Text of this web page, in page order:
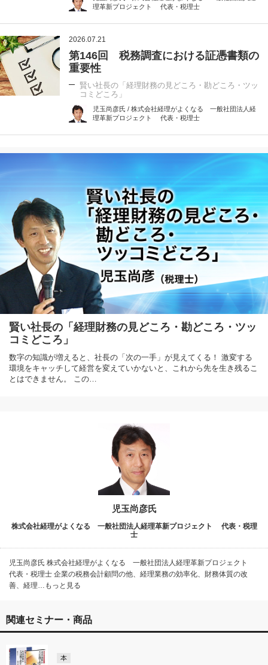
理革新プロジェクト 代表・税理士
2026.07.21
第146回 税務調査における証憑書類の
重要性
賢い社長の「経理財務の見どころ・勘どころ・ツッ
コミどころ」
児玉尚彦氏 / 株式会社経理がよくなる 一般社団法人経
理革新プロジェクト 代表・税理士
賢い社長の「経理財務の見どころ・勘どころ・ツッ
コミどころ」
数字の知識が増えると、社長の「次の一手」が見えてくる！ 激変する
環境をキャッチして経営を変えていかないと、これから先を生き残るこ
とはできません。 この…
児玉尚彦氏
株式会社経理がよくなる 一般社団法人経理革新プロジェクト 代表・税理
士
児玉尚彦氏 株式会社経理がよくなる 一般社団法人経理革新プロジェクト
代表・税理士 企業の税務会計顧問の他、経理業務の効率化、財務体質の改
善、経理…もっと見る
関連セミナー・商品
本